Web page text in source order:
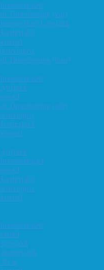
Timestrening (vår)
Lynsjakk
Timestrening (høst)
Timestrening (vår)
år